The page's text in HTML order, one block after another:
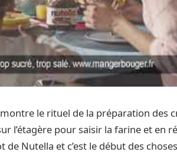
le rituel de la préparation des
l’étagère pour saisir la farine et en
Nutella et c’est le début des